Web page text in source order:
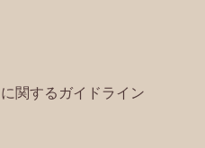
関するガイドライン